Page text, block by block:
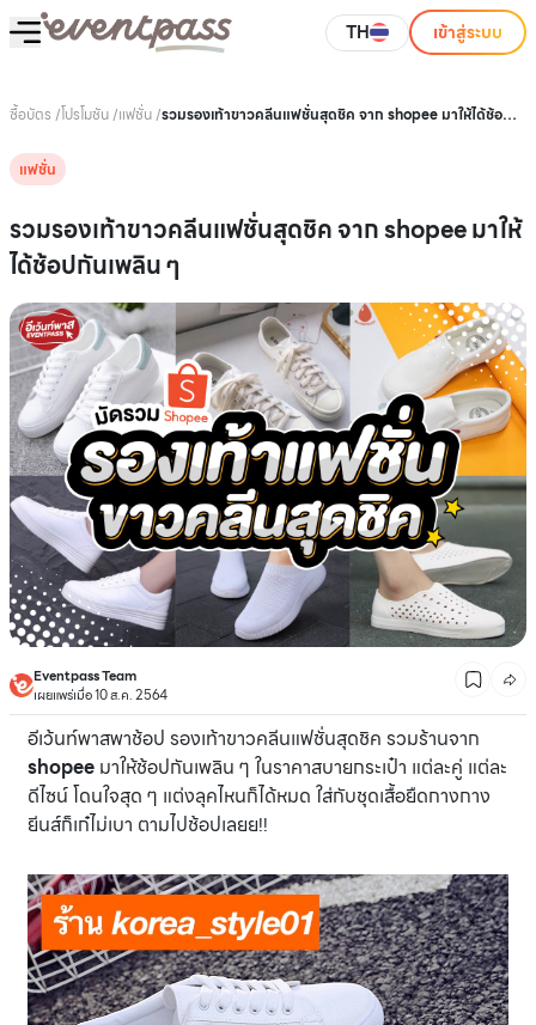
TH เข้าสู่ระบบ
ซื้อบัตร /โปรโมชัน/แฟชั่น/รวมรองเท้าขาวคลีนแฟชั่นสุดชิค จาก shopee มาให้ได้ช้อ
แฟชั่น
รวมรองเท้าขาวคลีนแฟชั่นสุดชิค จาก shopee มาให้
ได้ช้อปกันเพลิน ๆ
Eventpass Team
เผยแพร่เมื่อ 10 ส.ค. 2564
อีเว้นท์พาสพาช้อป รองเท้าขาวคลีนแฟชั่นสุดชิค รวมร้านจาก
shopee มาให้ช้อปกันเพลิน ๆ ในราคาสบายกระเป๋า แต่ละคู่ แต่ละ
ดีไซน์ โดนใจสุด ๆ แต่งลุคไหนก็ได้หมด ใส่กับชุดเสื้อยืดกางกาง
ยีนส์ก็เก๋ไม่เบา ตามไปช้อปเลยย!!